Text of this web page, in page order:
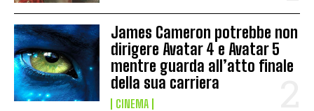
James Cameron potrebbe non
dirigere Avatar 4 e Avatar 5
mentre guarda all’atto finale
della sua carriera
CINEMA